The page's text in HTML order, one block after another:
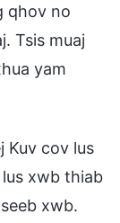
qhov no
Tsis muaj
yam
Kuv cov lus
xwb thiab
xwb.